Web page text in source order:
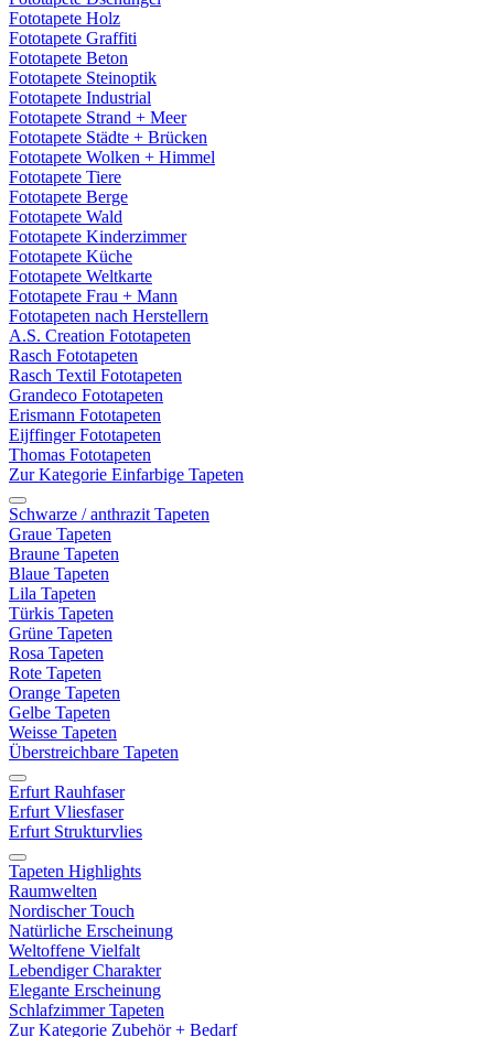
Fototapete Holz
Fototapete Graffiti
Fototapete Beton
Fototapete Steinoptik
Fototapete Industrial
Fototapete Strand + Meer
Fototapete Städte + Brücken
Fototapete Wolken + Himmel
Fototapete Tiere
Fototapete Berge
Fototapete Wald
Fototapete Kinderzimmer
Fototapete Küche
Fototapete Weltkarte
Fototapete Frau + Mann
Fototapeten nach Herstellern
A.S. Creation Fototapeten
Rasch Fototapeten
Rasch Textil Fototapeten
Grandeco Fototapeten
Erismann Fototapeten
Eijffinger Fototapeten
Thomas Fototapeten
Zur Kategorie Einfarbige Tapeten
Schwarze / anthrazit Tapeten
Graue Tapeten
Braune Tapeten
Blaue Tapeten
Lila Tapeten
Türkis Tapeten
Grüne Tapeten
Rosa Tapeten
Rote Tapeten
Orange Tapeten
Gelbe Tapeten
Weisse Tapeten
Überstreichbare Tapeten
Erfurt Rauhfaser
Erfurt Vliesfaser
Erfurt Strukturvlies
Tapeten Highlights
Raumwelten
Nordischer Touch
Natürliche Erscheinung
Weltoffene Vielfalt
Lebendiger Charakter
Elegante Erscheinung
Schlafzimmer Tapeten
Zur Kategorie Zubehör + Bedarf